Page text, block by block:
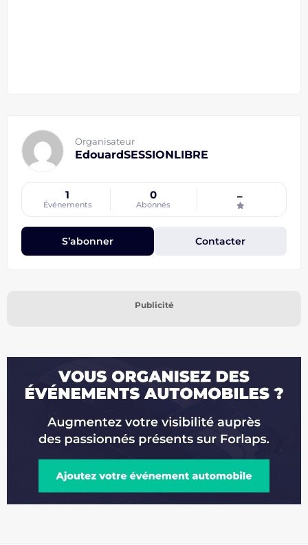
Organisateur
EdouardSESSIONLIBRE
1
Événements
0
Abonnés
–
S’abonner Contacter
Publicité